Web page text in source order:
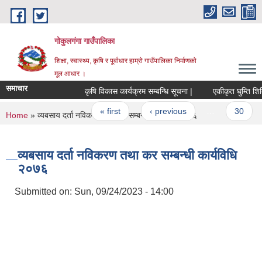
Skip to main content
गोकुलगंगा गाउँपालिका
शिक्षा, स्वास्थ्य, कृषि र पूर्वाधार हाम्रो गाउँपालिका निर्माणको
मूल आधार ।
समाचार कृषि विकास कार्यक्रम सम्बन्धि सूचना | एकीकृत घुम्ति
Pages
« first ‹ previous 30
You are here
Home » व्यबसाय दर्ता नविकरण तथा कर सम्बन्धी कार्यविधि २०७६
व्यबसाय दर्ता नविकरण तथा कर सम्बन्धी कार्यविधि
२०७६
Submitted on: Sun, 09/24/2023 - 14:00